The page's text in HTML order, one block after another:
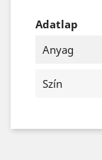
Adatlap
Anyag
Szín